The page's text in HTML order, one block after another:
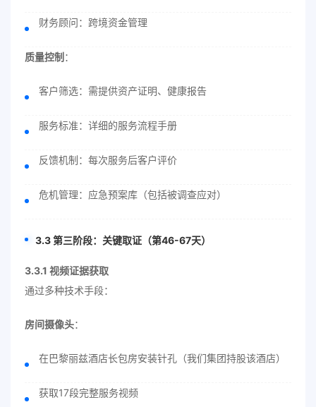
财务顾问：跨境资金管理
质量控制 ：
客户筛选：需提供资产证明、健康报告
服务标准：详细的服务流程手册
反馈机制：每次服务后客户评价
危机管理：应急预案库（包括被调查应对）
3.3 第三阶段：关键取证（第46-67天）
3.3.1 视频证据获取
通过多种技术手段：
房间摄像头：
在巴黎丽兹酒店长包房安装针孔（我们集团持股该酒店）
获取17段完整服务视频